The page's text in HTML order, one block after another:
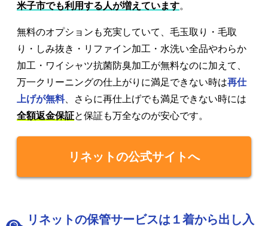
米子市でも利用する人が増えています。
無料のオプションも充実していて、毛玉取り・毛取
り・しみ抜き・リファイン加工・水洗い全品やわらか
加工・ワイシャツ抗菌防臭加工が無料なのに加えて、
万一クリーニングの仕上がりに満足できない時は再仕
上げが無料、さらに再仕上げでも満足できない時には
全額返金保証と保証も万全なのが安心です。
リネットの公式サイトへ
リネットの保管サービスは１着から出し入